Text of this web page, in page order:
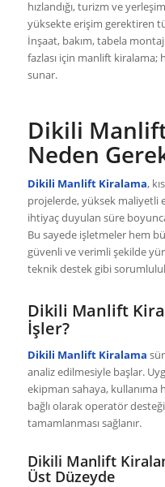
hızlandığı, turizm ve
yüksekte erişim gerektiren
İnşaat, bakım, tabela
fazlası için manlift
sunar.
Dikili
Neden
Dikili Manlift Kiralama,
projelerde, yüksek maliyetli
ihtiyaç duyulan süre
Bu sayede işletmeler hem
güvenli ve verimli şekilde
teknik destek gibi
Dikili Manlift
İşler?
Dikili Manlift Kiralama
analiz edilmesiyle başlar.
ekipman sahaya, kullanıma
bağlı olarak operatör
tamamlanması sağlanır.
Dikili Manlift
Üst Düzeyde